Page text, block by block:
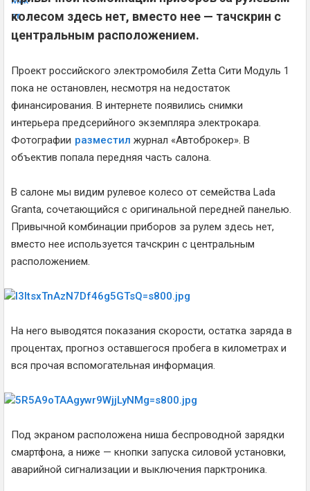
колесом здесь нет, вместо нее — тачскрин с
центральным расположением.
Проект российского электромобиля Zetta Сити Модуль 1
пока не остановлен, несмотря на недостаток
финансирования. В интернете появились снимки
интерьера предсерийного экземпляра электрокара.
Фотографии разместил журнал «Автоброкер». В
объектив попала передняя часть салона.
В салоне мы видим рулевое колесо от семейства Lada
Granta, сочетающийся с оригинальной передней панелью.
Привычной комбинации приборов за рулем здесь нет,
вместо нее используется тачскрин с центральным
расположением.
На него выводятся показания скорости, остатка заряда в
процентах, прогноз оставшегося пробега в километрах и
вся прочая вспомогательная информация.
Под экраном расположена ниша беспроводной зарядки
смартфона, а ниже — кнопки запуска силовой установки,
аварийной сигнализации и выключения парктроника.